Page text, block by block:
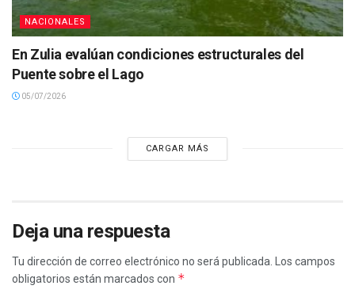
NACIONALES
En Zulia evalúan condiciones estructurales del
Puente sobre el Lago
05/07/2026
CARGAR MÁS
Deja una respuesta
Tu dirección de correo electrónico no será publicada.
Los campos
obligatorios están marcados con *